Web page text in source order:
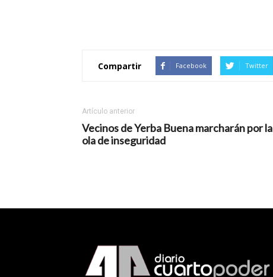
Compartir Facebook Twitter
Artículo anterior
Vecinos de Yerba Buena marcharán por la
ola de inseguridad